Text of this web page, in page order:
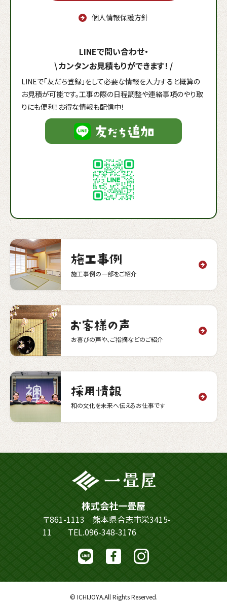
個人情報保護方針
\
LINEで問い合わせ・
カンタンお見積もりができます！ /
LINEで「友だち登録」をして必要な情報を入力すると概算の
お見積が可能です。工事の際の日程調整や連絡事項のやり取
りにも便利！お得な情報も配信中！
施工事例の一部をご紹介
お喜びの声や、ご指摘などのご紹介
和の文化を未来へ伝えるお仕事です
株式会社一畳屋
〒861-1113 熊本県合志市栄3415-
11 TEL.096-348-3176
© ICHIJOYA.All Rights Reserved.